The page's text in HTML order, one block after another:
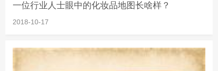
一位行业人士眼中的化妆品地图长啥样？
2018-10-17